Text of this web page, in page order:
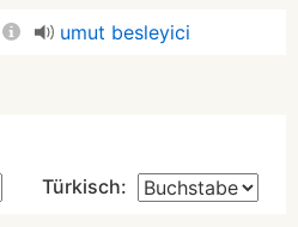
umut besleyici
Türkisch: